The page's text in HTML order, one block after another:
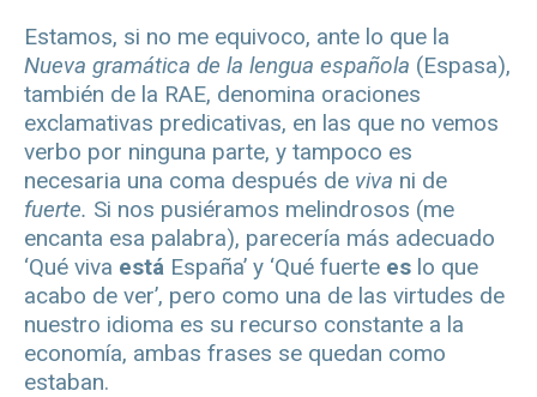
Estamos, si no me equivoco, ante lo que la
Nueva gramática de la lengua española (Espasa),
también de la RAE, denomina oraciones
exclamativas predicativas, en las que no vemos
verbo por ninguna parte, y tampoco es
necesaria una coma después de viva ni de
fuerte. Si nos pusiéramos melindrosos (me
encanta esa palabra), parecería más adecuado
‘Qué viva está España’ y ‘Qué fuerte es lo que
acabo de ver’, pero como una de las virtudes de
nuestro idioma es su recurso constante a la
economía, ambas frases se quedan como
estaban.